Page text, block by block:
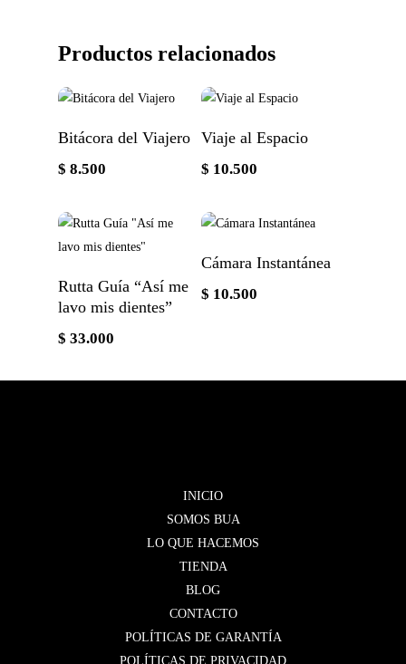
Productos relacionados
Añadir Al Carrito
Bitácora del Viajero
$ 8.500
Viaje al Espacio
$ 10.500
Rutta Guía “Así me
lavo mis dientes”
$ 33.000
Cámara Instantánea
$ 10.500
INICIO
SOMOS BUA
LO QUE HACEMOS
TIENDA
BLOG
CONTACTO
POLÍTICAS DE GARANTÍA
POLÍTICAS DE PRIVACIDAD